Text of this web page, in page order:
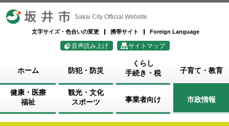
坂井市 Sakai City Official Website
文字サイズ・色合いの変更 携帯サイト Foreign Language
音声読み上げ サイトマップ
ホーム 防犯・防災
くらし
手続き・税
子育て・教育
健康・医療
福祉
観光・文化
スポーツ
事業者向け 市政情報